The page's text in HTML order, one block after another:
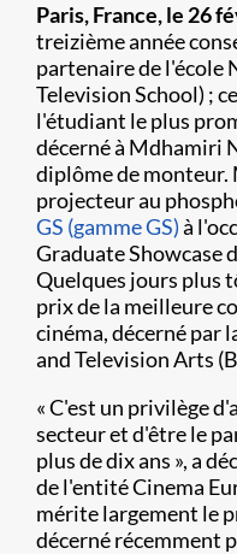
​Paris, France, le 26
treizième année
partenaire de l'école
Television School) ;
l'étudiant le plus
décerné à Mdhamiri
diplôme de monteur.
projecteur au
GS (gamme GS)à
Graduate Showcase
Quelques jours plus
prix de la meilleure
cinéma, décerné par
and Television Arts
« C'est un privilège
secteur et d'être le
plus de dix ans », a
de l'entité Cinema
mérite largement le
décerné récemment